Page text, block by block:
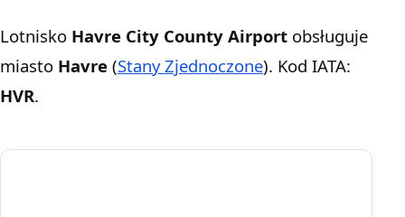
Lotnisko Havre City County Airport obsługuje
miasto Havre (Stany Zjednoczone). Kod IATA:
HVR.